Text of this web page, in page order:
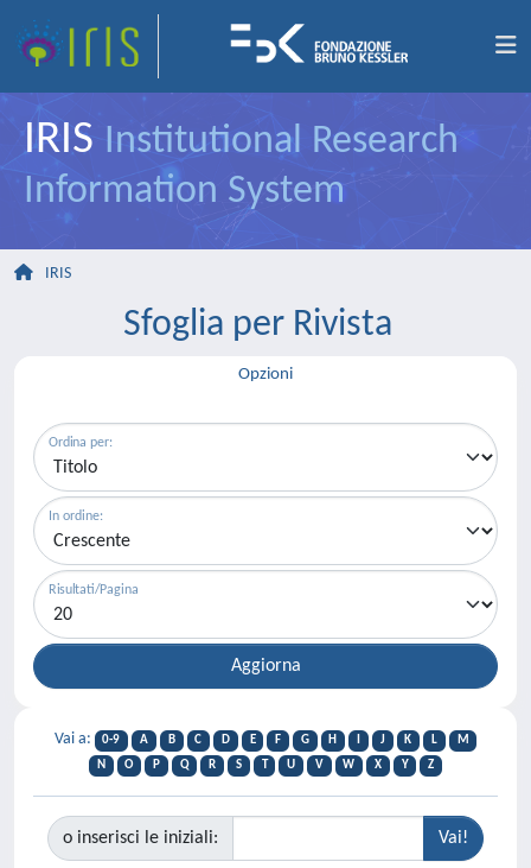
IRIS Institutional Research
Information System
IRIS
Sfoglia per Rivista
Opzioni
Ordina per:
In ordine:
Risultati/Pagina
Vai a: 0-9 A B C D E F G H J K L
M
N
O P Q R S T U V W X Y Z
o inserisci le iniziali: